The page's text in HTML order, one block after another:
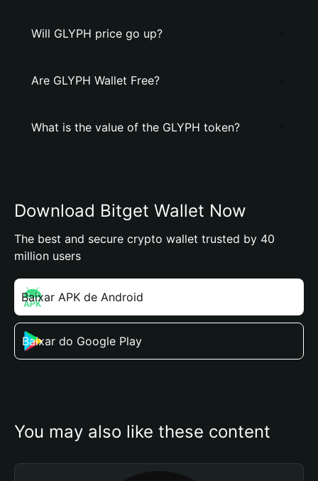
Will GLYPH price go up?
Are GLYPH Wallet Free?
What is the value of the GLYPH token?
Download Bitget Wallet Now
The best and secure crypto wallet trusted by 40
million users
Baixar APK de Android
Baixar do Google Play
You may also like these content